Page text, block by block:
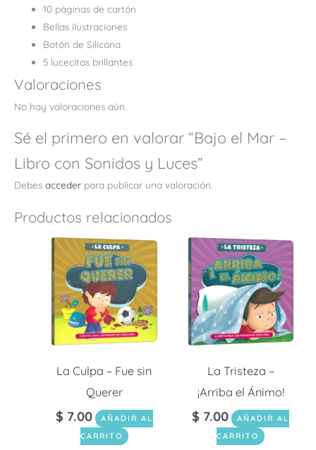
10 páginas de cartón
Bellas ilustraciones
Botón de Silicona
5 lucecitas brillantes
Valoraciones
No hay valoraciones aún.
Sé el primero en valorar “Bajo el Mar –
Libro con Sonidos y Luces”
Debes acceder para publicar una valoración.
Productos relacionados
La Culpa – Fue sin
Querer
$ 7.00
AÑADIR AL
CARRITO
La Tristeza –
¡Arriba el Ánimo!
$ 7.00
AÑADIR AL
CARRITO